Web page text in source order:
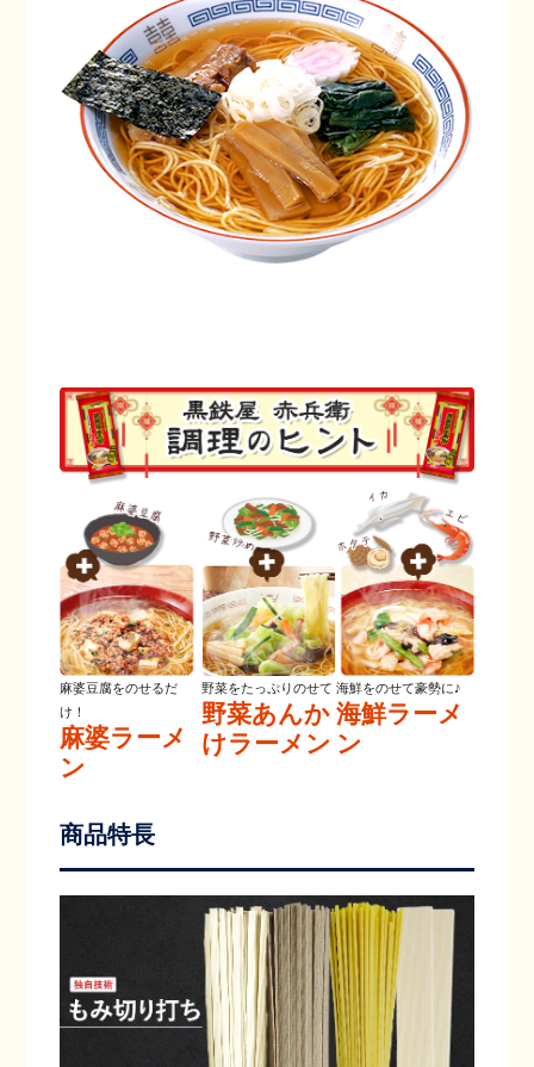
麻婆豆腐をのせるだ
け！
麻婆ラーメ
ン
野菜をたっぷりのせて
野菜あんか
けラーメン
海鮮をのせて豪勢に♪
海鮮ラーメ
ン
商品特長